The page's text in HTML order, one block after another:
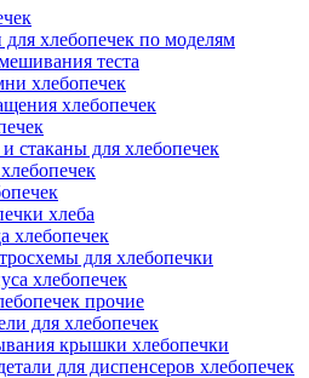
для хлебопечек по моделям
теста
хлебопечек
хлебопечек
стаканы для хлебопечек
хлеба
хлебопечек
для хлебопечки
хлебопечек
прочие
для хлебопечек
крышки хлебопечки
для диспенсеров хлебопечек